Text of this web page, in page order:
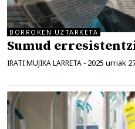
BORROKEN UZTARKETA
Sumud
IRATI MUJIKA LARRETA - 2025 urriak